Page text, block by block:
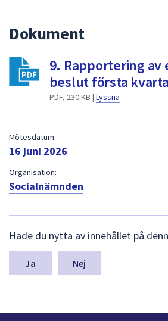
Dokument
9. Rapportering av
beslut första
PDF, 230 KB | Lyssna
Mötesdatum:
16 juni 2026
Organisation:
Socialnämnden
ä
m
a
n
Hade du nytta av innehållet på
Nej